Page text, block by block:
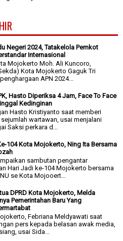
Negeri 2024, Tatakelola Pemkot
Internasional
Mojokerto Moh. Ali Kuncoro,
Kota Mojokerto Gaguk Tri
APN 2024...
Hasto Diperiksa 4 Jam, Face To Face
Kedinginan
Hasto Kristiyanto saat memberi
wartawan, usai menjalani
Saksi perkara d...
104 Kota Mojokerto, Ning Ita Bersama
sambutan pengantar
Hari Jadi ke-104 Mojokerto bersama
se Kota Mojooert...
DPRD Kota Mojokerto, Melda
Pemerintahan Baru Yang
Febriana Meldyawati saat
pers kepada belasan awak media,
usai Sida...